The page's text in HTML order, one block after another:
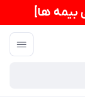
بیمه ها]